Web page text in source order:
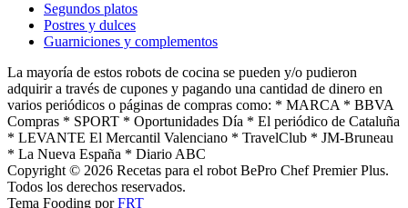
Segundos platos
Postres y dulces
Guarniciones y complementos
La mayoría de estos robots de cocina se pueden y/o pudieron
adquirir a través de cupones y pagando una cantidad de dinero en
varios periódicos o páginas de compras como: * MARCA * BBVA
Compras * SPORT * Oportunidades Día * El periódico de Cataluña
* LEVANTE El Mercantil Valenciano * TravelClub * JM-Bruneau
* La Nueva España * Diario ABC
Copyright © 2026 Recetas para el robot BePro Chef Premier Plus.
Todos los derechos reservados.
Tema Fooding porFRT